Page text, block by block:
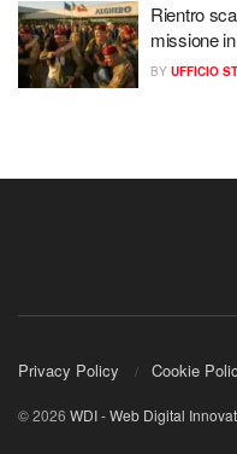
Rientro
missione
BY UFFICIO
Privacy Policy Cookie
© 2026 WDI - Web Digital